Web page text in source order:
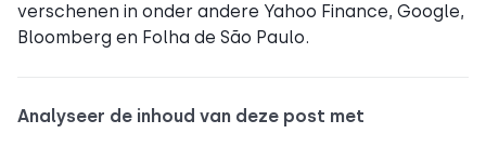
verschenen in onder andere Yahoo Finance, Google,
Bloomberg en Folha de São Paulo.
Analyseer de inhoud van deze post met